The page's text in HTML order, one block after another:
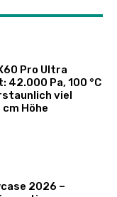
Pro Ultra
42.000 Pa, 100 °C
viel
cm Höhe
2026 –